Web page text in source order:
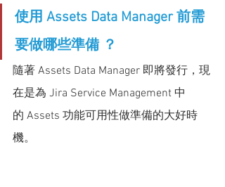
使用 Assets Data Manager 前需
要做哪些準備 ？
隨著 Assets Data Manager 即將發行，現
在是為 Jira Service Management 中
的 Assets 功能可用性做準備的大好時
機。